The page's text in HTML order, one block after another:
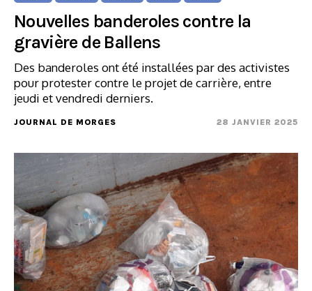
Nouvelles banderoles contre la
gravière de Ballens
Des banderoles ont été installées par des activistes
pour protester contre le projet de carrière, entre
jeudi et vendredi derniers.
JOURNAL DE MORGES 28 JANVIER 2025